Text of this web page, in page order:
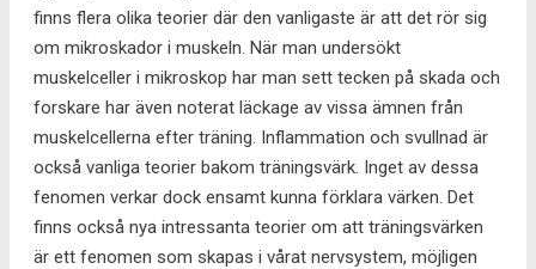
finns flera olika teorier där den vanligaste är att det rör sig
om mikroskador i muskeln. När man undersökt
muskelceller i mikroskop har man sett tecken på skada och
forskare har även noterat läckage av vissa ämnen från
muskelcellerna efter träning. Inflammation och svullnad är
också vanliga teorier bakom träningsvärk. Inget av dessa
fenomen verkar dock ensamt kunna förklara värken. Det
finns också nya intressanta teorier om att träningsvärken
är ett fenomen som skapas i vårat nervsystem, möjligen